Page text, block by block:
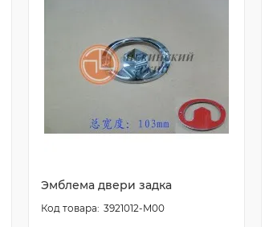
Эмблема двери задка
3921012-M00